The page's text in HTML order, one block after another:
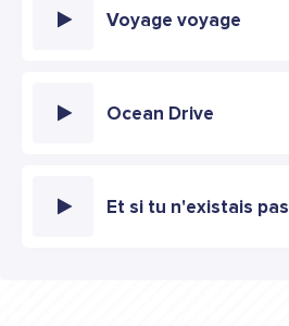
Voyage voyage
Ocean Drive
Et si tu n'existais pas